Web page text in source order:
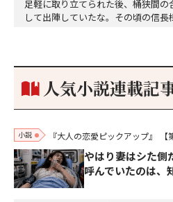
足軽に取り立てられた後、桶狭間
して出陣していたな。その頃の信
り。どうして勝てたのか、未だに
人気小説連載記
小説 『大人の恋愛ピックアップ』
やはり妻はシた
呼んでいたのは